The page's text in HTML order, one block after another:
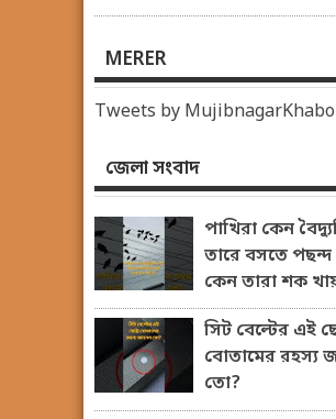
MERER
Tweets by MujibnagarKhabo
জেলা সংবাদ
পাখিরা কেন
তারে বসতে
কেন তারা শক
সিট বেল্টের এই
বোতামের রহস্য
তো?